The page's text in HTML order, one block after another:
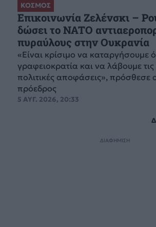
ΚΟΣΜΟΣ
Επικοινωνία Ζελένσκι –
δώσει το NATO
πυραύλους στην Ουκρανία
«Είναι κρίσιμο να καταργήσουμε
γραφειοκρατία και να λάβουμε
πολιτικές αποφάσεις», πρόσθεσε
πρόεδρος
5 ΑΥΓ. 2026, 20:33
ΔΙΑΦΗΜΙΣΗ